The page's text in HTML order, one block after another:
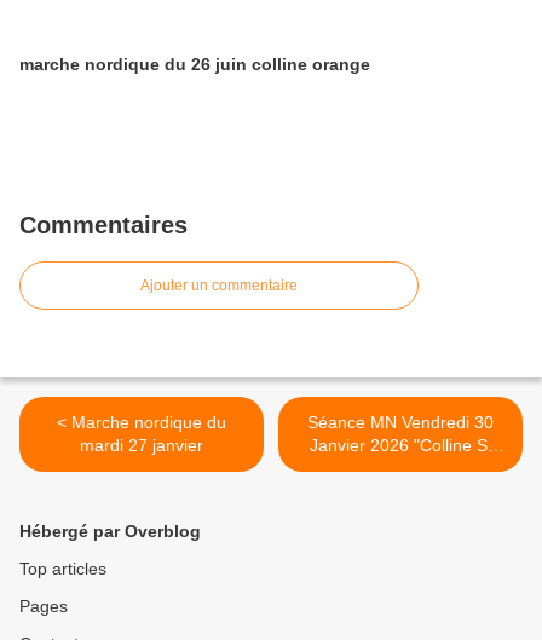
marche nordique du 26 juin colline orange
Commentaires
Ajouter un commentaire
< Marche nordique du
mardi 27 janvier
Séance MN Vendredi 30
Janvier 2026 "Colline St
Eutrope" Orange >
Hébergé par Overblog
Top articles
Pages